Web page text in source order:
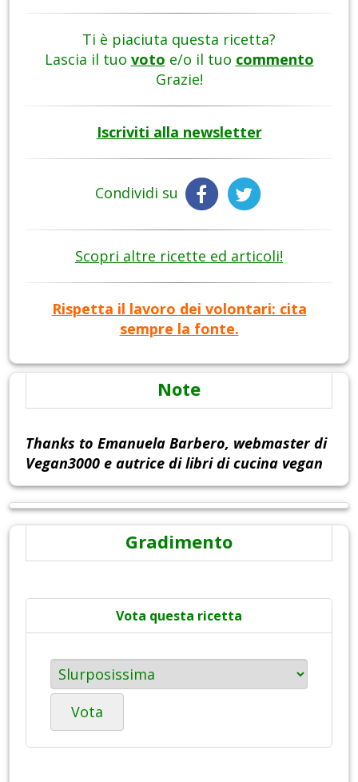
Ti è piaciuta questa ricetta?
Lascia il tuo voto e/o il tuo commento
Grazie!
Iscriviti alla newsletter
Condividi su
Scopri altre ricette ed articoli!
Rispetta il lavoro dei volontari: cita
sempre la fonte.
Note
Thanks to Emanuela Barbero, webmaster di
Vegan3000 e autrice di libri di cucina vegan
Gradimento
Vota questa ricetta
Vota